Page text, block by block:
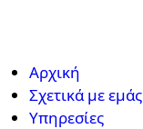
Αρχική
Σχετικά με εμάς
Υπηρεσίες